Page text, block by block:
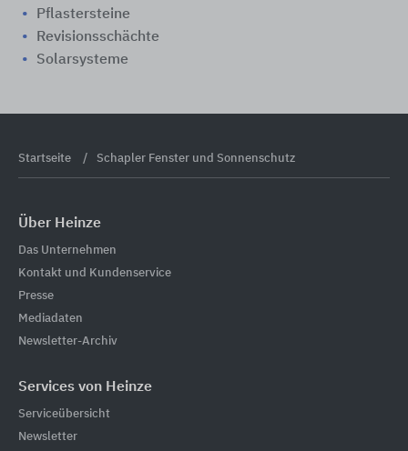
Pflastersteine
Revisionsschächte
Solarsysteme
Startseite Schapler Fenster und Sonnenschutz
Über Heinze
Das Unternehmen
Kontakt und Kundenservice
Presse
Mediadaten
Newsletter-Archiv
Services von Heinze
Serviceübersicht
Newsletter